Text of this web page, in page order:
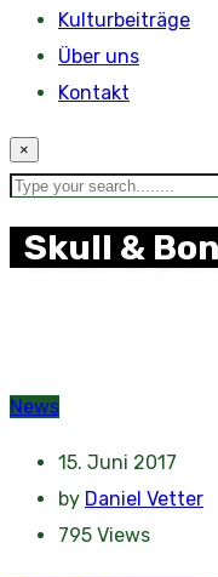
Kulturbeiträge
Über uns
Kontakt
×
Skull &
News
15. Juni 2017
by Daniel Vetter
795 Views